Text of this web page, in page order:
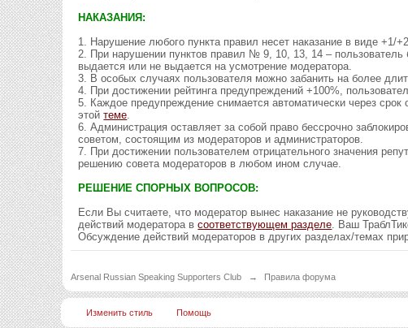
НАКАЗАНИЯ:
1. Нарушение любого пункта правил несет наказание в виде +1/
2. При нарушении пунктов правил № 9, 10, 13, 14 – пользователь
выдается или не выдается на усмотрение модератора.
3. В особых случаях пользователя можно забанить на более
4. При достижении рейтинга предупреждений +100%,
5. Каждое предупреждение снимается автоматически через
этойтеме.
6. Администрация оставляет за собой право бессрочно
советом, состоящим из модераторов и администраторов.
7. При достижении пользователем отрицательного значения
решению совета модераторов в любом ином случае.
РЕШЕНИЕ СПОРНЫХ ВОПРОСОВ:
Если Вы считаете, что модератор вынес наказание не
действий модератора всоответствующем разделе. Ваш
Обсуждение действий модераторов в других разделах/темах
Arsenal Russian Speaking Supporters Club → Правила форума
Изменить стиль Помощь